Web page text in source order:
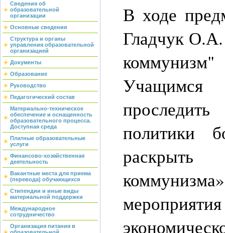
Сведения об
образовательной
организации
Основные сведения
Структура и органы
управления образовательной
организацией
Документы
Образование
Руководство
Педагогический состав
Материально-техническое
обеспечение и оснащенность
образовательного процесса.
Доступная среда
Платные образовательные
услуги
Финансово-хозяйственная
деятельность
Вакантные места для приема
(перевода) обучающихся
Стипендии и иные виды
материальной поддержки
Международное
сотрудничество
Организация питания в
В ходе
Гладчук
Учащимся
политики
раскрыть